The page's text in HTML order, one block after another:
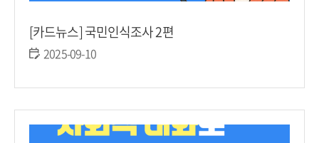
[카드뉴스] 국민인식조사 2편
2025-09-10